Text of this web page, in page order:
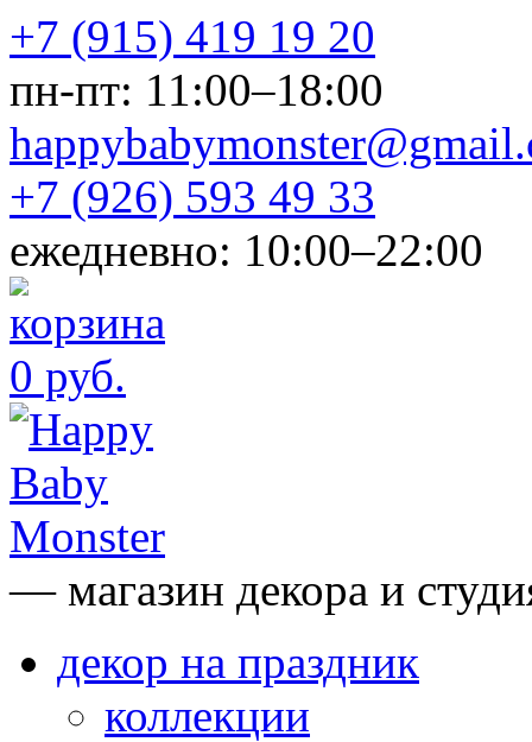
+7 (915) 419 19 20
пн-пт: 11:00–18:00
+7 (926) 593 49 33
ежедневно: 10:00–22:00
0 руб.
— магазин декора и
декор на праздник
коллекции